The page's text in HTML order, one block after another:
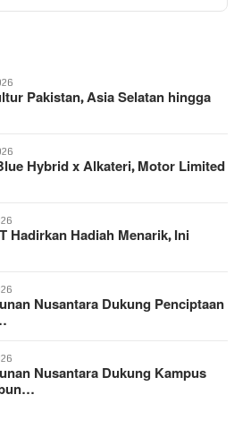
Pakistan, Asia Selatan hingga
Hybrid x Alkateri, Motor Limited
Hadirkan Hadiah Menarik, Ini
Nusantara Dukung Penciptaan
Nusantara Dukung Kampus